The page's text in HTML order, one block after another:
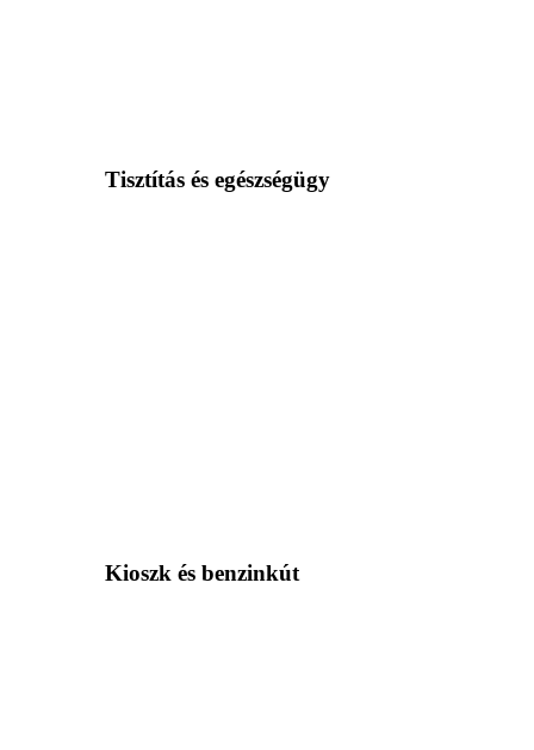
Tisztítás és egészségügy
Kioszk és benzinkút